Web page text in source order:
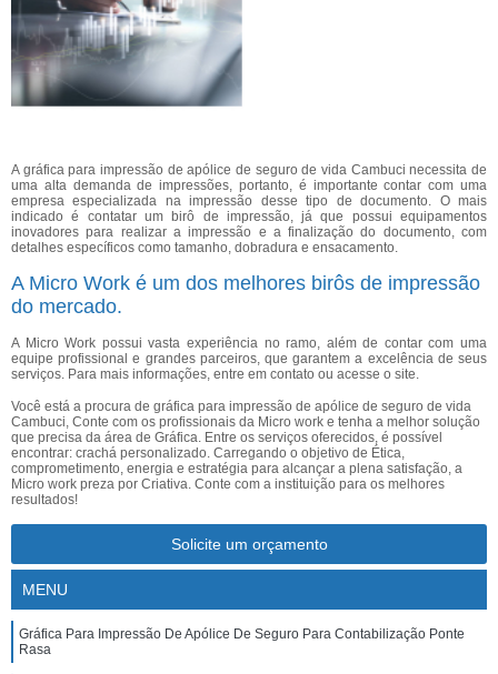
A gráfica para impressão de apólice de seguro de vida Cambuci necessita de
uma alta demanda de impressões, portanto, é importante contar com uma
empresa especializada na impressão desse tipo de documento. O mais
indicado é contatar um birô de impressão, já que possui equipamentos
inovadores para realizar a impressão e a finalização do documento, com
detalhes específicos como tamanho, dobradura e ensacamento.
A Micro Work é um dos melhores birôs de impressão
do mercado.
A Micro Work possui vasta experiência no ramo, além de contar com uma
equipe profissional e grandes parceiros, que garantem a excelência de seus
serviços. Para mais informações, entre em contato ou acesse o site.
Você está a procura de gráfica para impressão de apólice de seguro de vida
Cambuci, Conte com os profissionais da Micro work e tenha a melhor solução
que precisa da área de Gráfica. Entre os serviços oferecidos, é possível
encontrar: crachá personalizado. Carregando o objetivo de Ética,
comprometimento, energia e estratégia para alcançar a plena satisfação, a
Micro work preza por Criativa. Conte com a instituição para os melhores
resultados!
Solicite um orçamento
MENU
Gráfica Para Impressão De Apólice De Seguro Para Contabilização Ponte
Rasa